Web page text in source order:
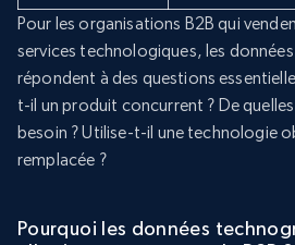
Pour les organisations B2B qui
services technologiques, les
répondent à des questions
t-il un produit concurrent ? De
besoin ? Utilise-t-il une technologie
remplacée ?
Pourquoi les données